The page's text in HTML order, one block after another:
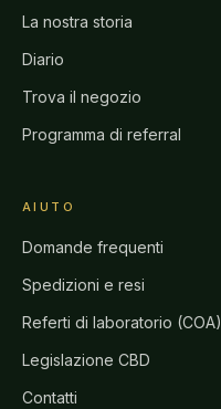
La nostra storia
Diario
Trova il negozio
Programma di referral
AIUTO
Domande frequenti
Spedizioni e resi
Referti di laboratorio (COA)
Legislazione CBD
Contatti